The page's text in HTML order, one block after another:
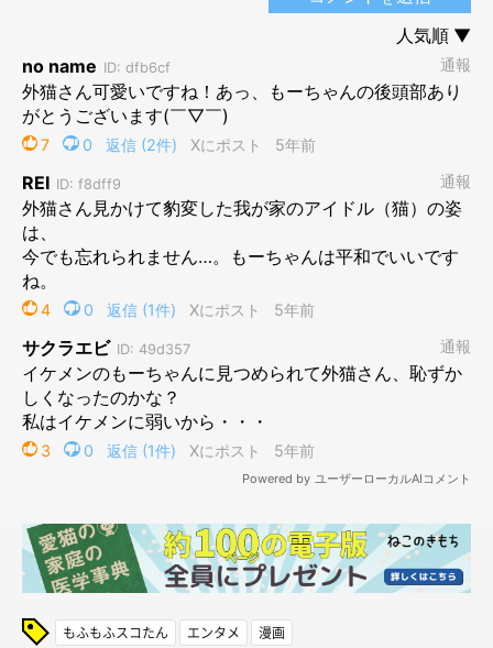
もふもふスコたん エンタメ 漫画